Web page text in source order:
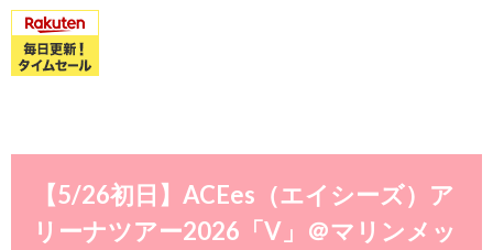
【5/26初日】ACEes（エイシーズ）ア
リーナツアー2026「V」＠マリンメッ